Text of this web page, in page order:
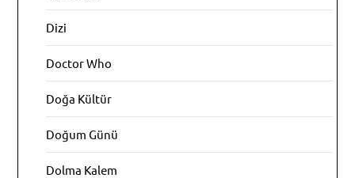
Dizi
Doctor Who
Doğa Kültür
Doğum Günü
Dolma Kalem